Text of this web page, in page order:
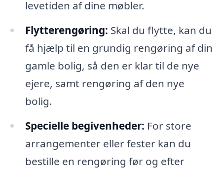
levetiden af dine møbler.
Flytterengøring: Skal du flytte, kan du
få hjælp til en grundig rengøring af din
gamle bolig, så den er klar til de nye
ejere, samt rengøring af den nye
bolig.
Specielle begivenheder: For store
arrangementer eller fester kan du
bestille en rengøring før og efter